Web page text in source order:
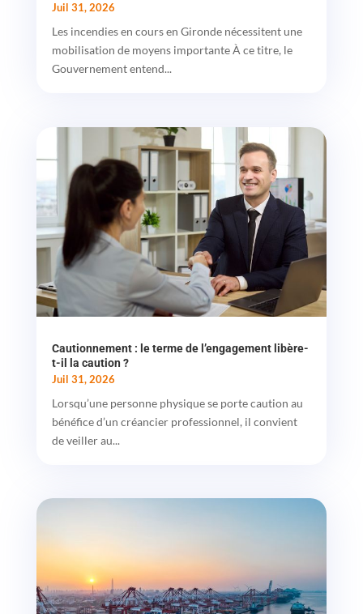
Juil 31, 2026
Les incendies en cours en Gironde nécessitent une
mobilisation de moyens importante À ce titre, le
Gouvernement entend...
Cautionnement : le terme de l’engagement libère-
t-il la caution ?
Juil 31, 2026
Lorsqu’une personne physique se porte caution au
bénéfice d’un créancier professionnel, il convient
de veiller au...